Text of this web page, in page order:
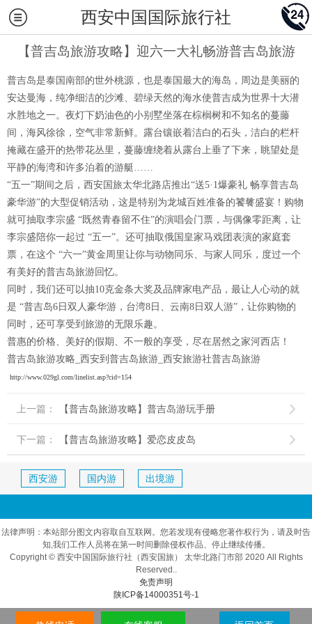
西安中国国际旅行社
【普吉岛旅游攻略】迎六一大礼畅游普吉岛旅游
普吉岛是泰国南部的世外桃源，也是泰国最大的海岛，周边是美丽的
安达曼海，纯净细洁的沙滩、碧绿天然的海水使普吉成为世界十大潜
水胜地之一。夜灯下奶油色的小别墅坐落在棕榈树和不知名的蔓藤
间，海风徐徐，空气非常新鲜。露台镶嵌着洁白的石头，洁白的栏杆
掩藏在盛开的热带花丛里，蔓藤缠绕着从露台上垂了下来，眺望处是
平静的海湾和许多泊着的游艇……
“五一”期间之后，西安国旅太华北路店推出“送5·1爆豪礼 畅享普吉岛
豪华游”的大型促销活动，这是特别为龙城百姓准备的饕餮盛宴！购物
就可抽取李宗盛 “既然青春留不住”的演唱会门票，与偶像零距离，让
李宗盛陪你一起过 “五一”。还可抽取俄国皇家马戏团表演的家庭套
票，在这个 “六一”黄金周里让你与动物同乐、与家人同乐，度过一个
有美好的普吉岛旅游回忆。
同时，我们还可以抽10克金条大奖及品牌家电产品，最让人心动的就
是 “普吉岛6日双人豪华游，台湾8日、云南8日双人游”，让你购物的
同时，还可享受到旅游的无限乐趣。
普惠的价格、美好的假期、不一般的享受，尽在居然之家河西店！
普吉岛旅游攻略_西安到普吉岛旅游_西安旅游社普吉岛旅游
http://www.029gl.com/linelist.asp?cid=154
上一篇： 【普吉岛旅游攻略】普吉岛游玩手册 
下一篇： 【普吉岛旅游攻略】爱恋皮皮岛 
西安游 国内游 出境游
法律声明：本站部分图文内容取自互联网。您若发现有侵略您著作权行为，请及时告
知,我们工作人员将在第一时间删除侵权作品、停止继续传播。
Copyright © 西安中国国际旅行社（西安国旅） 太华北路门市部 2020 All Rights
Reserved..
免责声明
陕ICP备14000351号-1